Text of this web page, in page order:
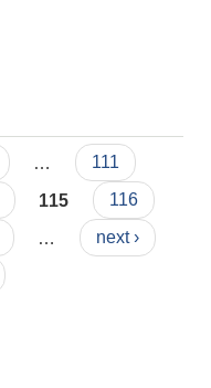
111
115
116
next ›